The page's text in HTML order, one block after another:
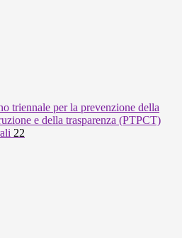
triennale per la prevenzione della
e della trasparenza (PTPCT)
22